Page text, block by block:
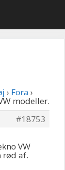
› Fora ›
modeller.
#18753
VW
rød af.